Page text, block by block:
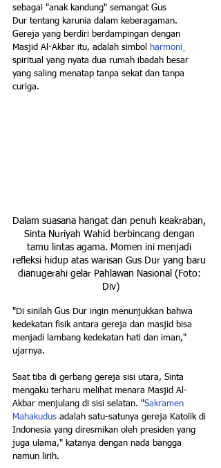
sebagai "anak kandung" semangat Gus
Dur tentang karunia dalam keberagaman.
Gereja yang berdiri berdampingan dengan
Masjid Al-Akbar itu, adalah simbol
harmoni
spiritual yang nyata dua rumah ibadah besar
yang saling menatap tanpa sekat dan tanpa
curiga.
Dalam suasana hangat dan penuh keakraban,
Sinta Nuriyah Wahid berbincang dengan
tamu lintas agama. Momen ini menjadi
refleksi hidup atas warisan Gus Dur yang baru
dianugerahi gelar Pahlawan Nasional (Foto:
Div)
"Di sinilah Gus Dur ingin menunjukkan bahwa
kedekatan fisik antara gereja dan masjid bisa
menjadi lambang kedekatan hati dan iman,"
ujarnya.
Saat tiba di gerbang gereja sisi utara, Sinta
mengaku terharu melihat menara Masjid Al-
Akbar menjulang di sisi selatan. "Sakramen
Mahakudus adalah satu-satunya gereja Katolik di
Indonesia yang diresmikan oleh presiden yang
juga ulama," katanya dengan nada bangga
namun lirih.